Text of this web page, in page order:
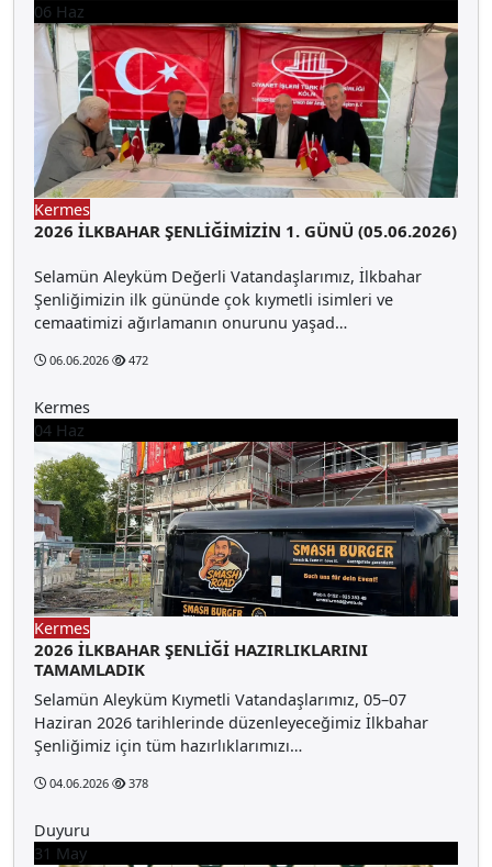
06 Haz
Kermes
2026 İLKBAHAR ŞENLİĞİMİZİN 1. GÜNÜ (05.06.2026)
Selamün Aleyküm Değerli Vatandaşlarımız, İlkbahar
Şenliğimizin ilk gününde çok kıymetli isimleri ve
cemaatimizi ağırlamanın onurunu yaşad…
06.06.2026 472
Kermes
04 Haz
Kermes
2026 İLKBAHAR ŞENLİĞİ HAZIRLIKLARINI
TAMAMLADIK
Selamün Aleyküm Kıymetli Vatandaşlarımız, 05–07
Haziran 2026 tarihlerinde düzenleyeceğimiz İlkbahar
Şenliğimiz için tüm hazırlıklarımızı…
04.06.2026 378
Duyuru
31 May